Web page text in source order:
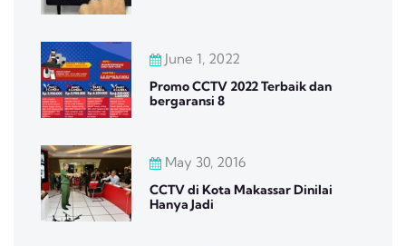
June 1, 2022
Promo CCTV 2022 Terbaik dan
bergaransi 8
May 30, 2016
CCTV di Kota Makassar Dinilai
Hanya Jadi